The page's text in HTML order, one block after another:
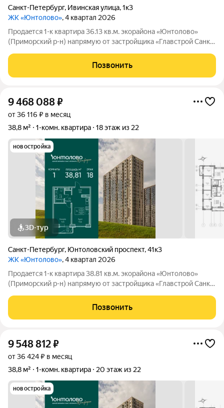
Санкт-Петербург, Ивинская улица,1к3
ЖК «Юнтолово», 4 квартал 2026
Продаeтся 1-к квартира 36.13 кв.м. экорайона «Юнтолово»
(Приморский р-н) напрямую от застройщика «Главстрой Санкт-
и спецпредложения. Стоимость квартиры в объявлении
указaнa co cкидкой. О
Позвонить
9 468 088₽
от 36 116 ₽ в месяц
38,8 м²
1-комн. квартира 18 этаж из 22
новостройка
3D-тур
Санкт-Петербург, Юнтоловский проспект,41к3
ЖК «Юнтолово», 4 квартал 2026
Продаeтся 1-к квартира 38.81 кв.м. экорайона «Юнтолово»
(Приморский р-н) напрямую от застройщика «Главстрой Санкт-
и спецпредложения. Стоимость квартиры в объявлении
указaнa co cкидкой. О
Позвонить
9 548 812₽
от 36 424 ₽ в месяц
38,8 м²
1-комн. квартира 20 этаж из 22
новостройка